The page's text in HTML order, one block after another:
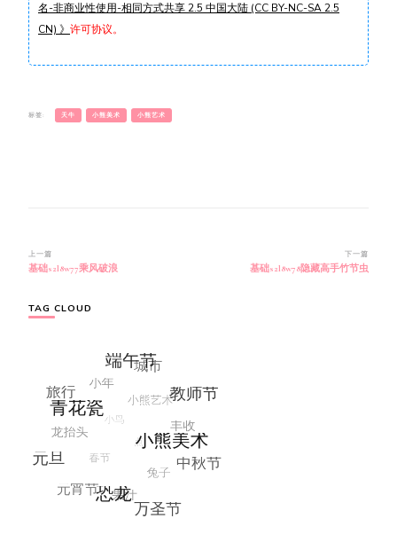
名-非商业性使用-相同方式共享 2.5 中国大陆 (CC BY-NC-SA 2.5
CN) 》 许可协议。
标签: 天牛 小熊美术 小熊艺术
博
文
航
上一篇
基础s2l8w77乘风破浪
下一篇
基础s2l8w78隐藏高手竹节虫
TAG CLOUD